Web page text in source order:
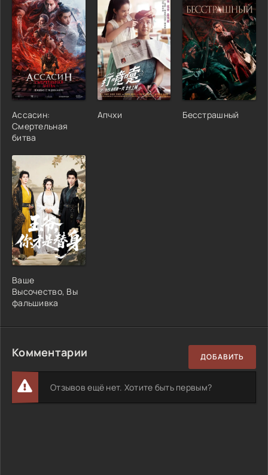
Ассасин:
Смертельная
битва
Апчхи Бесстрашный
Ваше
Высочество, Вы
фальшивка
Комментарии ДОБАВИТЬ
Отзывов ещё нет. Хотите быть первым?